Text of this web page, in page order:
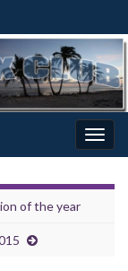
of the year